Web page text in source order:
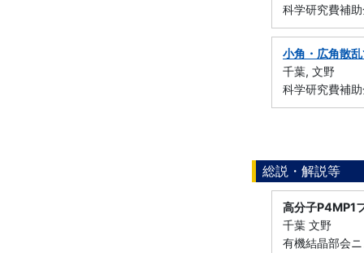
科学研究費補
小角・広角散
千葉, 文野
科学研究費補
総説・解説等
高分子P4MP1
千葉 文野
有機結晶部会